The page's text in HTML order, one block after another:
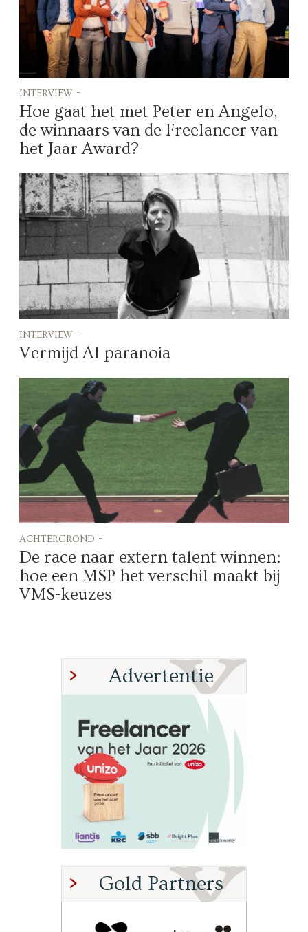
interview -
Hoe gaat het met Peter en Angelo,
de winnaars van de Freelancer van
het Jaar Award?
interview -
Vermijd AI paranoia
achtergrond -
De race naar extern talent winnen:
hoe een MSP het verschil maakt bij
VMS-keuzes
Advertentie
Gold Partners